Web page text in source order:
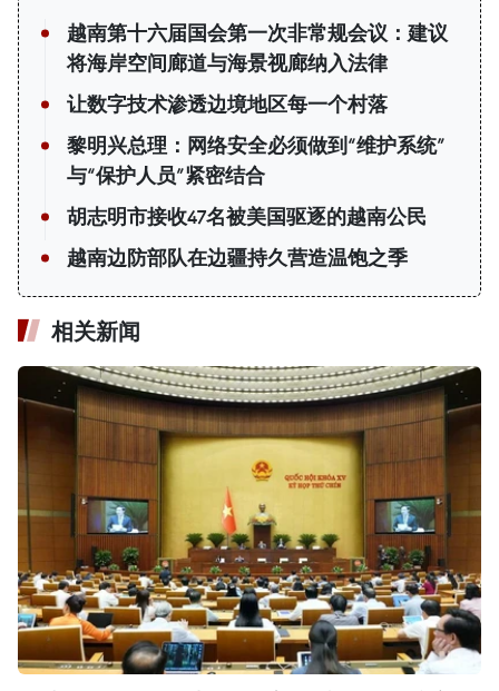
越南第十六届国会第一次非常规会议：建议
将海岸空间廊道与海景视廊纳入法律
让数字技术渗透边境地区每一个村落
黎明兴总理：网络安全必须做到“维护系统”
与“保护人员”紧密结合
胡志明市接收47名被美国驱逐的越南公民
越南边防部队在边疆持久营造温饱之季
相关新闻